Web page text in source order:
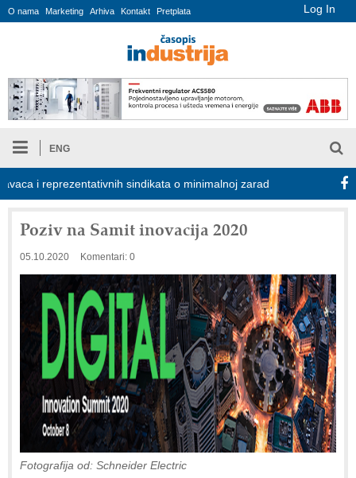
Log In
O nama Marketing Arhiva Kontakt Pretplata
ENG
reprezentativnih sindikata o minimalnoj zaradi za 2027.
Poziv na Samit inovacija 2020
05.10.2020 Komentari: 0
Fotografija od: Schneider Electric